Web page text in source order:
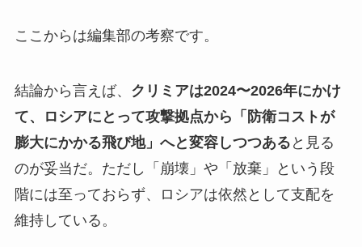
ここからは編集部の考察です。
結論から言えば、 クリミアは2024〜2026年にかけ
て、ロシアにとって攻撃拠点から「防衛コストが
膨大にかかる飛び地」へと変容しつつある と見る
のが妥当だ。ただし「崩壊」や「放棄」という段
階には至っておらず、ロシアは依然として支配を
維持している。